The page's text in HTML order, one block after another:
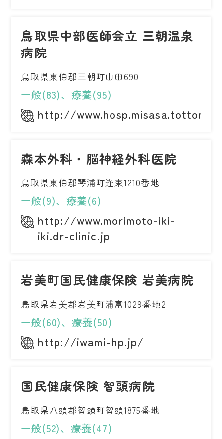
鳥取県中部医師会立 三朝温泉
病院
鳥取県東伯郡三朝町山田690
一般(83)、療養(95)
http://
森本外科・脳神経外科医院
鳥取県東伯郡琴浦町逢束1210番地
一般(9)、療養(6)
http://www.morimoto-iki-
iki.dr-clinic.jp
岩美町国民健康保険 岩美病院
鳥取県岩美郡岩美町浦富1029番地2
一般(60)、療養(50)
http://iwami-hp.jp/
国民健康保険 智頭病院
鳥取県八頭郡智頭町智頭1875番地
一般(52)、療養(47)